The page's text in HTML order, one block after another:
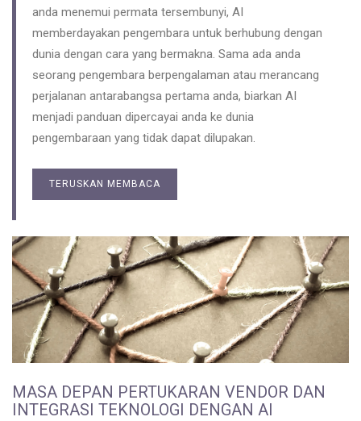
anda menemui permata tersembunyi, AI
memberdayakan pengembara untuk berhubung dengan
dunia dengan cara yang bermakna. Sama ada anda
seorang pengembara berpengalaman atau merancang
perjalanan antarabangsa pertama anda, biarkan AI
menjadi panduan dipercayai anda ke dunia
pengembaraan yang tidak dapat dilupakan.
TERUSKAN MEMBACA
MASA DEPAN PERTUKARAN VENDOR DAN
INTEGRASI TEKNOLOGI DENGAN AI